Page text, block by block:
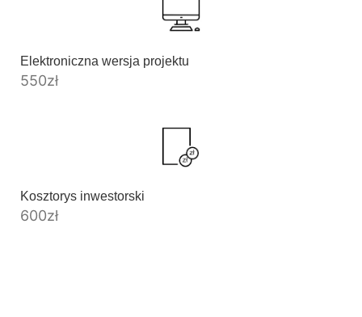
Elektroniczna wersja projektu
550zł
Kosztorys inwestorski
600zł